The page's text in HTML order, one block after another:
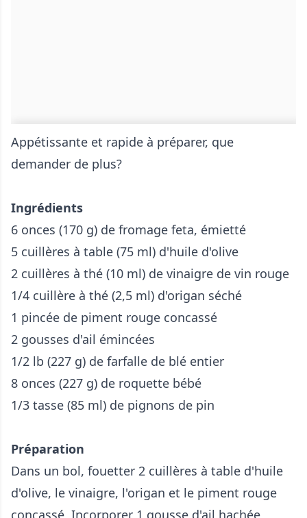
Appétissante et rapide à préparer, que
demander de plus?
Ingrédients
6 onces (170 g) de fromage feta, émietté
5 cuillères à table (75 ml) d'huile d'olive
2 cuillères à thé (10 ml) de vinaigre de vin rouge
1/4 cuillère à thé (2,5 ml) d'origan séché
1 pincée de piment rouge concassé
2 gousses d'ail émincées
1/2 lb (227 g) de farfalle de blé entier
8 onces (227 g) de roquette bébé
1/3 tasse (85 ml) de pignons de pin
Préparation
Dans un bol, fouetter 2 cuillères à table d'huile
d'olive, le vinaigre, l'origan et le piment rouge
concassé. Incorporer 1 gousse d'ail hachée.